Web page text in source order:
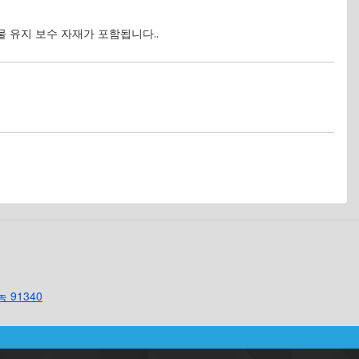
유지 보수 자재가 포함됩니다..
91340